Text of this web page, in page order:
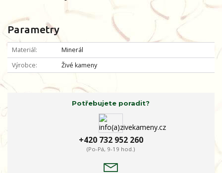
Parametry
Materiál
Minerál
Výrobce
Živé kameny
Potřebujete poradit?
+420 732 952 260
(Po-Pá, 9-19 hod.)